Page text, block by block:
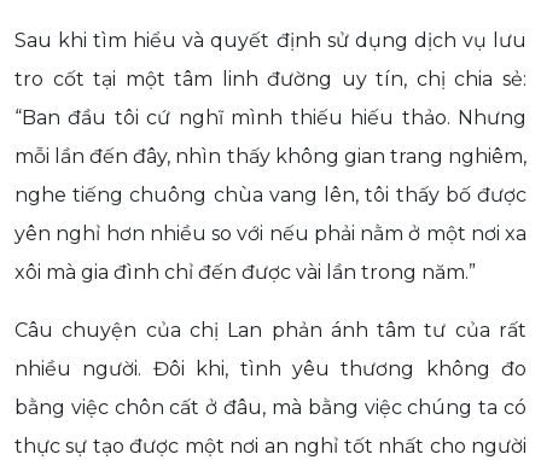
Sau khi tìm hiểu và quyết định sử dụng dịch vụ lưu
tro cốt tại một tâm linh đường uy tín, chị chia sẻ:
“Ban đầu tôi cứ nghĩ mình thiếu hiếu thảo. Nhưng
mỗi lần đến đây, nhìn thấy không gian trang nghiêm,
nghe tiếng chuông chùa vang lên, tôi thấy bố được
yên nghỉ hơn nhiều so với nếu phải nằm ở một nơi xa
xôi mà gia đình chỉ đến được vài lần trong năm.”
Câu chuyện của chị Lan phản ánh tâm tư của rất
nhiều người. Đôi khi, tình yêu thương không đo
bằng việc chôn cất ở đâu, mà bằng việc chúng ta có
thực sự tạo được một nơi an nghỉ tốt nhất cho người